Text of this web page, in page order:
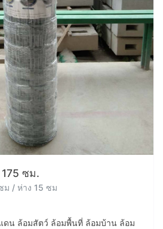
ซม.
ม / ห่าง 15 ซม
ดน ล้อมสัตว์ ล้อมพื้นที่ ล้อมบ้าน ล้อม